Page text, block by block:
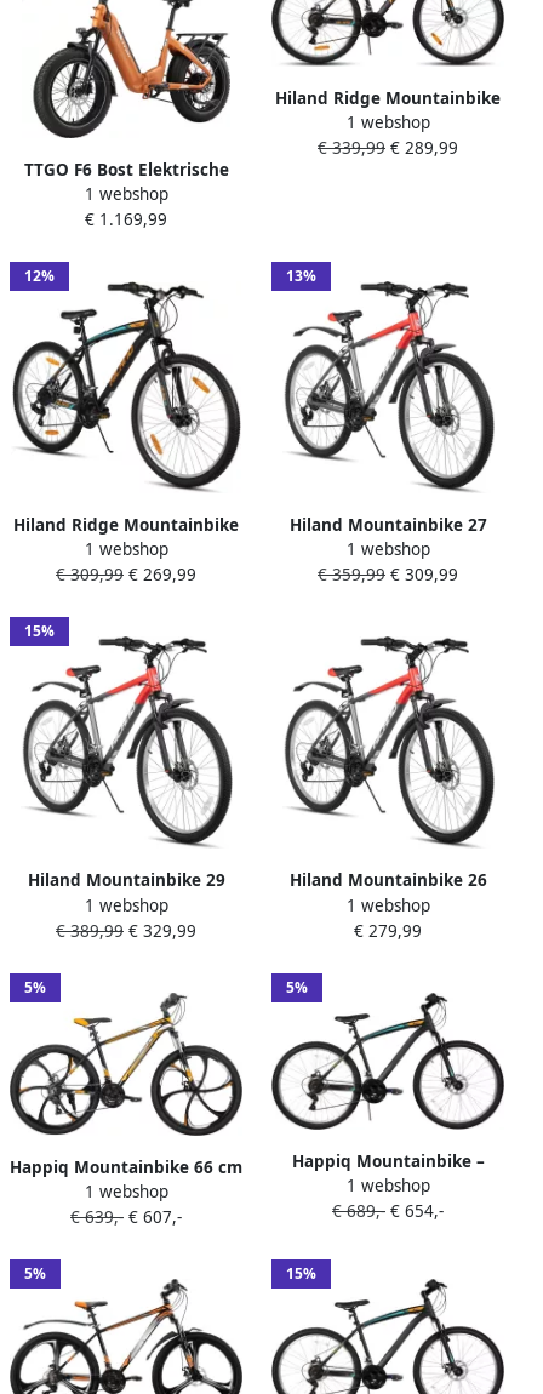
o 7 Versnellingen–
Elektrische Stadsfiets–
TTGO F6 Bost Elektrische
Fiets – 48V 18Ah Lithium
Accu – Actieradius tot 140
inch Fatbike Banden –
Hydraulische Schijfrem –
Aluminium Frame–48V
250W Achterwielmotor–
Verende Voorvork met Lock-
out–Elektrische Stadsfiets–
Oranje
1 webshop
€ 1.169,99
Hiland Ridge Mountainbike
27 Inch 18 Versnellingen
Robuust Stalen Frame
1 webshop
€ 339,99 € 289,99
12%
Hiland Ridge Mountainbike
26 Inch 18 Versnellingen
Robuust Stalen Frame
1 webshop
€ 309,99 € 269,99
13%
Hiland Mountainbike 27
Inch 18 Versnellingen
Mechanische Schijfrem
1 webshop
€ 359,99 € 309,99
15%
Hiland Mountainbike 29
Inch 18 Versnellingen
Mechanische Schijfrem
1 webshop
€ 389,99 € 329,99
Hiland Mountainbike 26
Inch 18 Versnellingen
Mechanische Schijfrem
1 webshop
€ 279,99
5%
Happiq Mountainbike 66 cm
– Voor en Off-Road en
Dagelijks Gebruik – 21
Dubbele Mechanische
Schijfrem – Aluminium
Frame met Spatborden –
Oranje
1 webshop
€ 639,- € 607,-
5%
Happiq Mountainbike –
Voor en – 18 versnellingen
voorverende vork dubbele
1 webshop
€ 689,- € 654,-
5% 15%